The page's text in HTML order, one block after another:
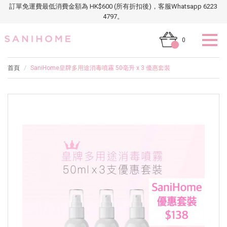
訂單免運費最低消費金額為 HK$600 (所有折扣後)，客服Whatsapp 6223
4797。
0
首頁 SaniHome皇牌多用途消毒噴霧 50毫升 x 3 優惠套裝